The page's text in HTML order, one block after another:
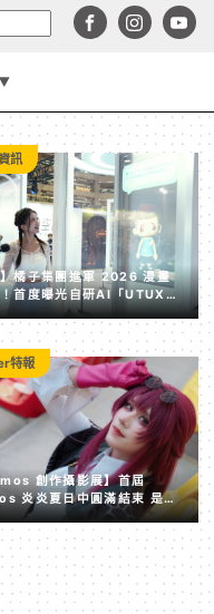
】《蛋仔派對》 × 凱
橘子集團進軍 2026 漫畫
首度曝光自研AI「UTUX
攜手經典IP《便利商店》預
未來互動
訊
創作攝影展】首屆
炎炎夏日中圓滿結束 是時
Coser 回顧啦
特報